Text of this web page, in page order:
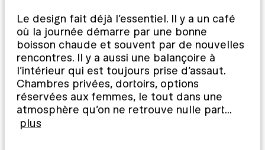
Le design fait déjà l’essentiel. Il y a un café
où la journée démarre par une bonne
boisson chaude et souvent par de nouvelles
rencontres. Il y a aussi une balançoire à
l’intérieur qui est toujours prise d’assaut.
Chambres privées, dortoirs, options
réservées aux femmes, le tout dans une
atmosphère qu’on ne retrouve nulle part…
plus